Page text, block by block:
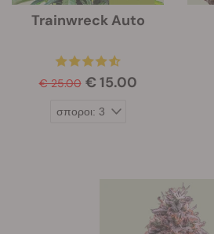
Trainwreck Auto
€ 25.00 € 15.00